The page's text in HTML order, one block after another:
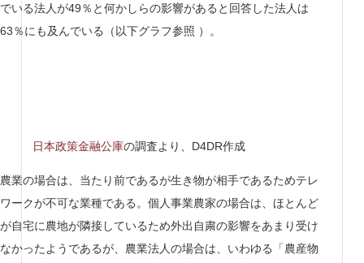
でいる法人が49％と何かしらの影響があると回答した法人は
63％にも及んでいる（以下グラフ参照 ）。
日本政策金融公庫の調査より、D4DR作成
農業の場合は、当たり前であるが生き物が相手であるためテレ
ワークが不可な業種である。個人事業農家の場合は、ほとんど
が自宅に農地が隣接しているため外出自粛の影響をあまり受け
なかったようであるが、農業法人の場合は、いわゆる「農産物